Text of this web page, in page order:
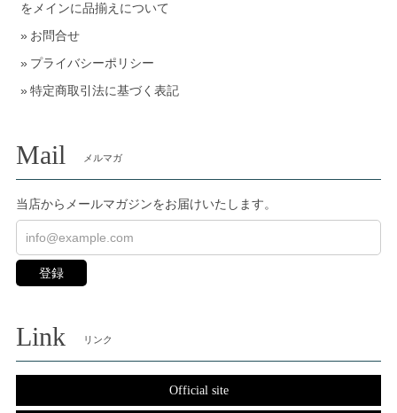
をメインに品揃えについて
お問合せ
プライバシーポリシー
特定商取引法に基づく表記
Mail メルマガ
当店からメールマガジンをお届けいたします。
登録
Link リンク
Official site